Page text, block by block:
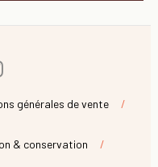
générales de vente
& conservation